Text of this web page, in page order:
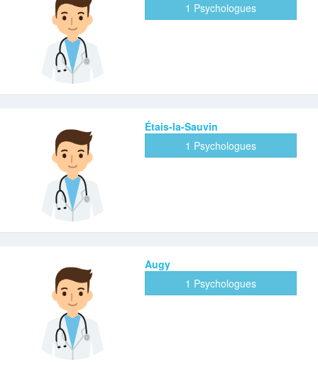
1 Psychologues
Étais-la-Sauvin
1 Psychologues
Augy
1 Psychologues